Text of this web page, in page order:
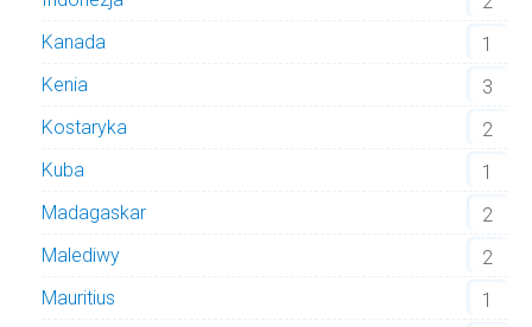
Kanada
1
Kenia
3
Kostaryka
2
Kuba
1
Madagaskar
2
Malediwy
2
Mauritius
1